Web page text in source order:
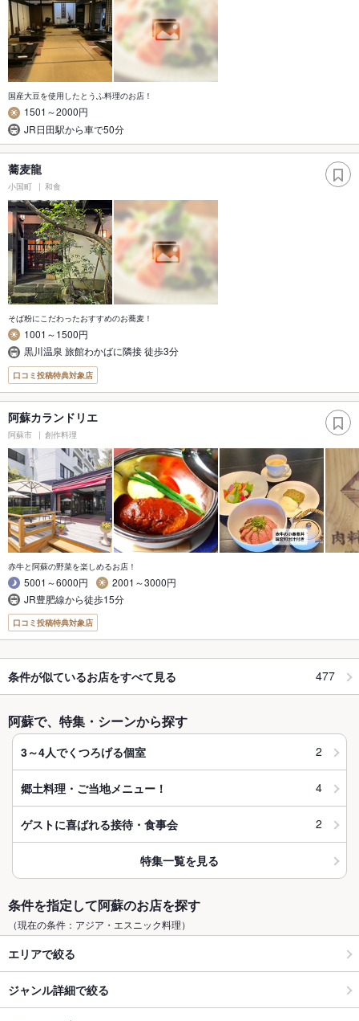
国産大豆を使用したとうふ料理のお店！
1501～2000円
JR日田駅から車で50分
蕎麦龍
小国町 和食
そば粉にこだわったおすすめのお蕎麦！
1001～1500円
黒川温泉 旅館わかばに隣接 徒歩3分
口コミ投稿特典対象店
阿蘇カランドリエ
阿蘇市 創作料理
赤牛と阿蘇の野菜を楽しめるお店！
5001～6000円
2001～3000円
JR豊肥線から徒歩15分
口コミ投稿特典対象店
条件が似ているお店をすべて見る 477
阿蘇で、特集・シーンから探す
3～4人でくつろげる個室 2
郷土料理・ご当地メニュー！ 4
ゲストに喜ばれる接待・食事会 2
特集一覧を見る
条件を指定して阿蘇のお店を探す
（現在の条件：アジア・エスニック料理）
エリアで絞る
ジャンル詳細で絞る